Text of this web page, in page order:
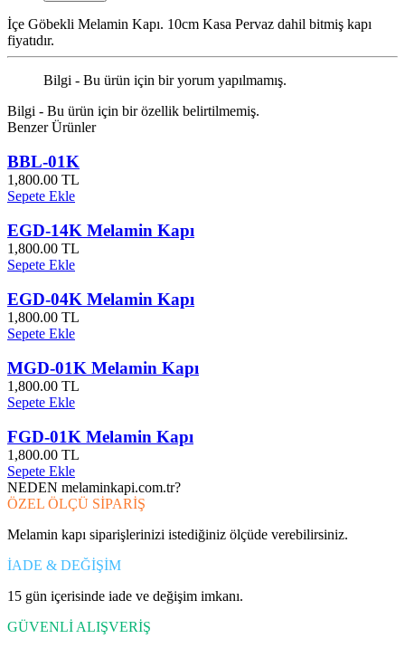
İçe Göbekli Melamin Kapı. 10cm Kasa Pervaz dahil bitmiş kapı
fiyatıdır.
Bilgi - Bu ürün için bir yorum yapılmamış.
Bilgi - Bu ürün için bir özellik belirtilmemiş.
Benzer Ürünler
BBL-01K
1,800.00 TL
Sepete Ekle
EGD-14K Melamin Kapı
1,800.00 TL
Sepete Ekle
EGD-04K Melamin Kapı
1,800.00 TL
Sepete Ekle
MGD-01K Melamin Kapı
1,800.00 TL
Sepete Ekle
FGD-01K Melamin Kapı
1,800.00 TL
Sepete Ekle
NEDEN melaminkapi.com.tr?
ÖZEL ÖLÇÜ SİPARİŞ
Melamin kapı siparişlerinizi istediğiniz ölçüde verebilirsiniz.
İADE & DEĞİŞİM
15 gün içerisinde iade ve değişim imkanı.
GÜVENLİ ALIŞVERİŞ